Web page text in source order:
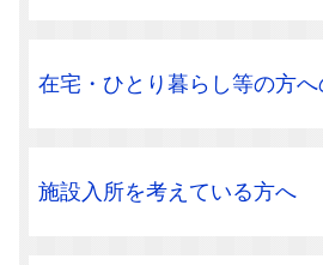
在宅・ひとり暮らし等の方へ
施設入所を考えている方へ